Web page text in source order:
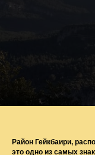
Район Гейкбаири,
это одно из самых